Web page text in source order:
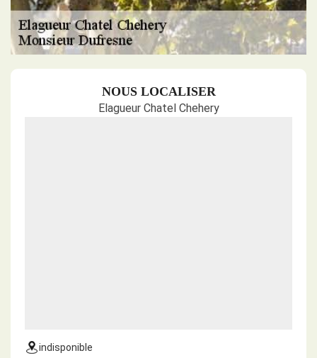
NOUS LOCALISER
Elagueur Chatel Chehery
indisponible